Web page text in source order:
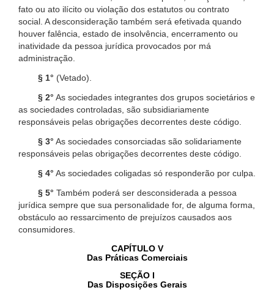
fato ou ato ilícito ou violação dos estatutos ou contrato
social. A desconsideração também será efetivada quando
houver falência, estado de insolvência, encerramento ou
inatividade da pessoa jurídica provocados por má
administração.
§ 1° (Vetado).
§ 2° As sociedades integrantes dos grupos societários e
as sociedades controladas, são subsidiariamente
responsáveis pelas obrigações decorrentes deste código.
§ 3° As sociedades consorciadas são solidariamente
responsáveis pelas obrigações decorrentes deste código.
§ 4° As sociedades coligadas só responderão por culpa.
§ 5° Também poderá ser desconsiderada a pessoa
jurídica sempre que sua personalidade for, de alguma forma,
obstáculo ao ressarcimento de prejuízos causados aos
consumidores.
CAPÍTULO V
Das Práticas Comerciais
SEÇÃO I
Das Disposições Gerais